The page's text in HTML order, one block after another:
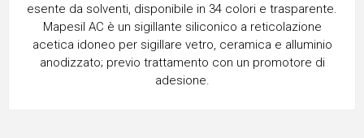
esente da solventi, disponibile in 34 colori e trasparente.
Mapesil AC è un sigillante siliconico a reticolazione
acetica idoneo per sigillare vetro, ceramica e alluminio
anodizzato; previo trattamento con un promotore di
adesione.